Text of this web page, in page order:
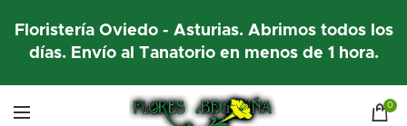
Floristería Oviedo - Asturias. Abrimos todos los
días. Envío al Tanatorio en menos de 1 hora.
0